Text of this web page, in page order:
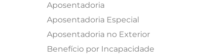
Aposentadoria
Aposentadoria Especial
Aposentadoria no Exterior
Benefício por Incapacidade